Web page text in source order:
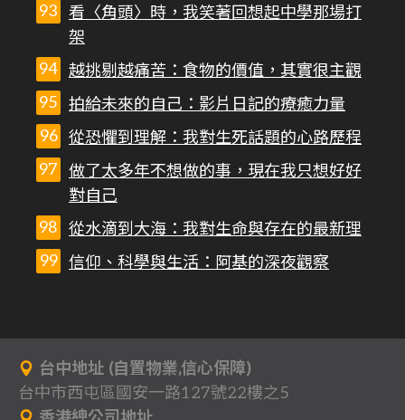
看〈角頭〉時，我笑著回想起中學那場打
架
越挑剔越痛苦：食物的價值，其實很主觀
拍給未來的自己：影片日記的療癒力量
從恐懼到理解：我對生死話題的心路歷程
做了太多年不想做的事，現在我只想好好
對自己
從水滴到大海：我對生命與存在的最新理
信仰、科學與生活：阿基的深夜觀察
台中地址 (自置物業,信心保障)
台中市西屯區國安一路127號22樓之5